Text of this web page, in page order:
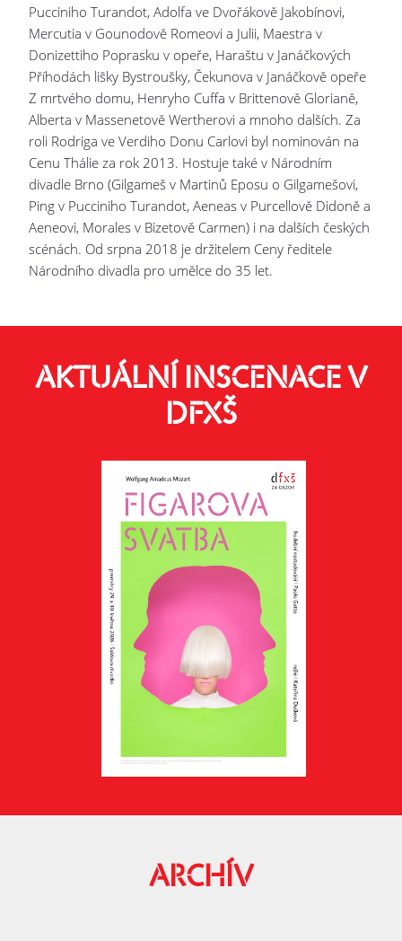
Pucciniho Turandot, Adolfa ve Dvořákově Jakobínovi,
Mercutia v Gounodově Romeovi a Julii, Maestra v
Donizettiho Poprasku v opeře, Haraštu v Janáčkových
Příhodách lišky Bystroušky, Čekunova v Janáčkově opeře
Z mrtvého domu, Henryho Cuffa v Brittenově Glorianě,
Alberta v Massenetově Wertherovi a mnoho dalších. Za
roli Rodriga ve Verdiho Donu Carlovi byl nominován na
Cenu Thálie za rok 2013. Hostuje také v Národním
divadle Brno (Gilgameš v Martinů Eposu o Gilgamešovi,
Ping v Pucciniho Turandot, Aeneas v Purcellově Didoně a
Aeneovi, Morales v Bizetově Carmen) i na dalších českých
scénách. Od srpna 2018 je držitelem Ceny ředitele
Národního divadla pro umělce do 35 let.
AKTUÁLNÍ INSCENACE V
DFXŠ
ARCHÍV